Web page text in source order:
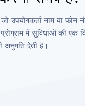
उपयोगकर्ता नाम या
में सुविधाओं की एक
देती है।